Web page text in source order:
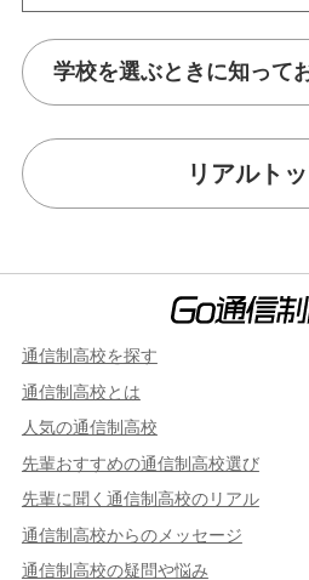
学校を選ぶときに知って
リアルト
通信制高校を探す
通信制高校とは
人気の通信制高校
先輩おすすめの通信制高校選び
先輩に聞く通信制高校のリアル
通信制高校からのメッセージ
通信制高校の疑問や悩み